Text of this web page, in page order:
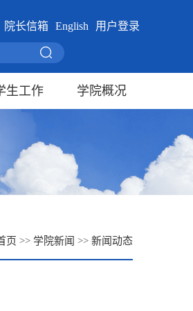
院长信箱 English 用户登录
生工作 学院概况
页 >> 学院新闻 >> 新闻动态